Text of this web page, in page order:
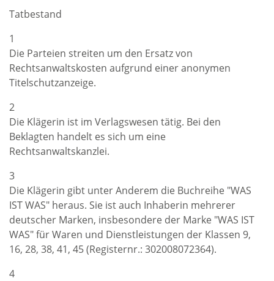
Tatbestand
1
Die Parteien streiten um den Ersatz von
Rechtsanwaltskosten aufgrund einer anonymen
Titelschutzanzeige.
2
Die Klägerin ist im Verlagswesen tätig. Bei den
Beklagten handelt es sich um eine
Rechtsanwaltskanzlei.
3
Die Klägerin gibt unter Anderem die Buchreihe "WAS
IST WAS" heraus. Sie ist auch Inhaberin mehrerer
deutscher Marken, insbesondere der Marke "WAS IST
WAS" für Waren und Dienstleistungen der Klassen 9,
16, 28, 38, 41, 45 (Registernr.: 302008072364).
4